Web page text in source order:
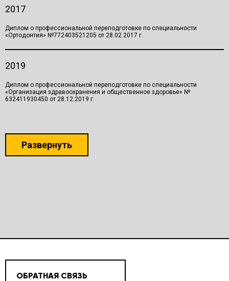
2017
Диплом о профессиональной переподготовке по специальности
«Ортодонтия» №772403521205 от 28.02.2017 г.
2019
Диплом о профессиональной переподготовке по специальности
«Организация здравоохранения и общественное здоровье» №
632411930450 от 28.12.2019 г.
Развернуть
ОБРАТНАЯ СВЯЗЬ